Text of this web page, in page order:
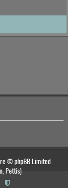
© phpBB Limited
Pettis)